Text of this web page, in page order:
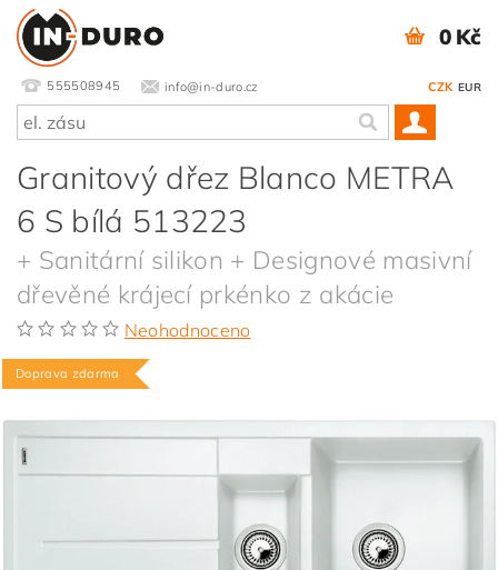
555508945 info@in-duro.cz CZK EUR
0 Kč
Granitový dřez Blanco METRA
6 S bílá 513223
+ Sanitární silikon + Designové masivní
dřevěné krájecí prkénko z akácie
Neohodnoceno
Doprava zdarma